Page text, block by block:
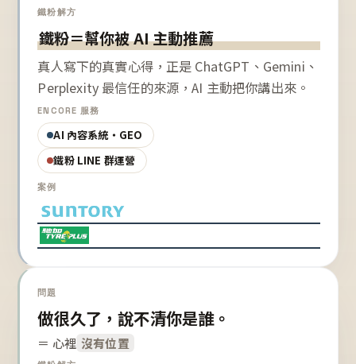
鐵粉解方
鐵粉＝幫你被 AI 主動推薦
真人寫下的真實心得，正是 ChatGPT、Gemini、
Perplexity 最信任的來源，AI 主動把你講出來。
ENCORE 服務
AI 內容系統・GEO
鐵粉 LINE 群運營
案例
問題
做很久了，說不清你是誰。
＝ 心裡 沒有位置